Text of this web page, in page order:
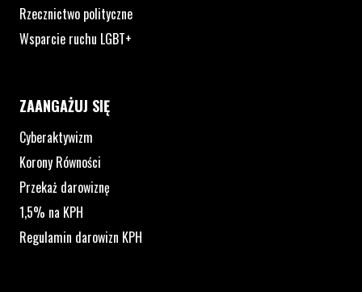
Rzecznictwo polityczne
Wsparcie ruchu LGBT+
ZAANGAŻUJ SIĘ
Cyberaktywizm
Korony Równości
Przekaż darowiznę
1,5% na KPH
Regulamin darowizn KPH